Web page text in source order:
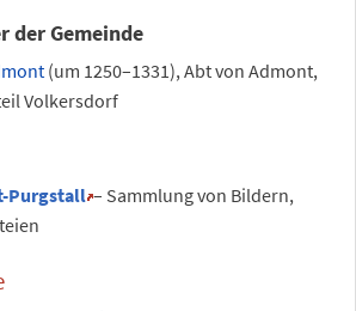
der Gemeinde
(um 1250–1331), Abt von Admont,
Volkersdorf
Purgstall – Sammlung von Bildern,